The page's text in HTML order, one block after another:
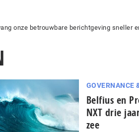
onze betrouwbare berichtgeving sneller
GOVERNANCE
Belfius en
NXT drie
zee